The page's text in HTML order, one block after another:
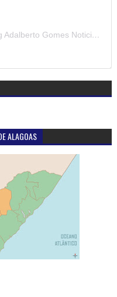
Uma publicação partilhada por Blog Adalberto Gomes Noticias (@blogadalbertogomesnoticiass)
ALAGOAS